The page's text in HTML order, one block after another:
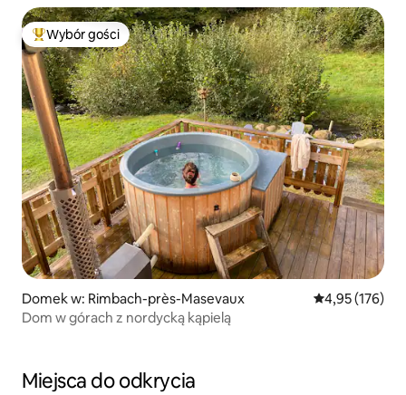
Najpopularniejsze z kategorii Wybór gości
Wybór gości
Domek w: Rimbach-près-Masevaux Średnia
4,95 (176)
Dom w górach z nordycką kąpielą
Miejsca do odkrycia